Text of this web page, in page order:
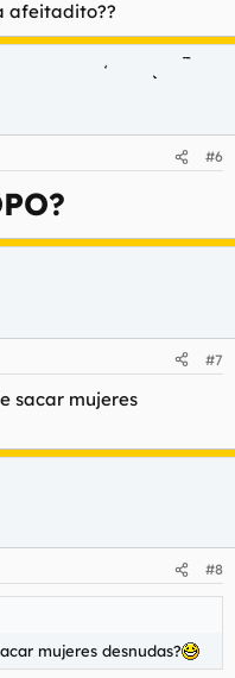
afeitadito??
#6
#7
sacar mujeres
#8
mujeres desnudas?